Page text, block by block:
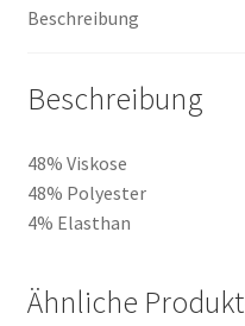
Beschreibung
Beschreibung
48% Viskose
48% Polyester
4% Elasthan
Ähnliche